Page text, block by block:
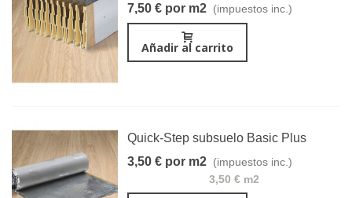
7,50 € por m2 (impuestos inc.)
Añadir al carrito
Quick-Step subsuelo Basic Plus
3,50 € por m2 (impuestos inc.)
3,50 € m2